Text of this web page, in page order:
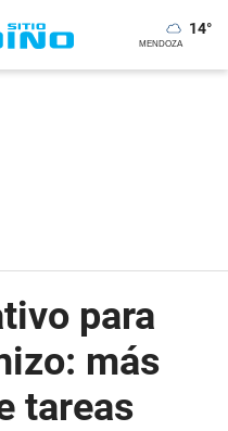
14°
para
más
tareas